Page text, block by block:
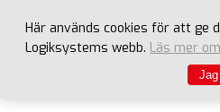
Här används cookies för att ge
Logiksystems webb. Läs mer